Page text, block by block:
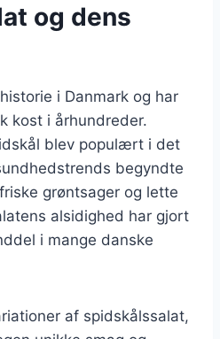
og dens
i Danmark og har
kost i århundreder.
blev populært i det
begyndte
grøntsager og lette
alsidighed har gjort
i mange danske
af spidskålssalat,